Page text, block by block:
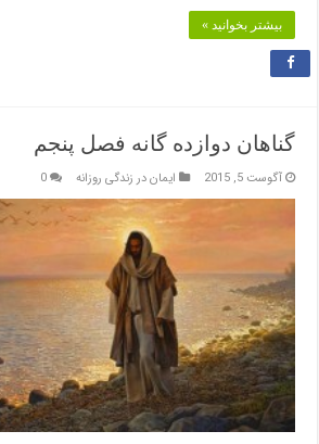
بیشتر بخوانید »
گناهان دوازده گانه فصل پنجم
آگوست 5, 2015 ایمان در زندگی روزانه 0